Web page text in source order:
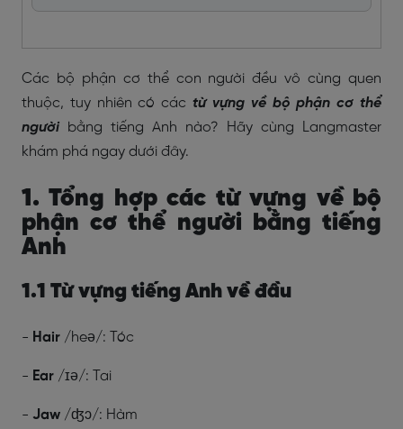
Các bộ phận cơ thể con người đều vô cùng quen
thuộc, tuy nhiên có cáctừ vựng về bộ phận cơ thể
người
bằng tiếng Anh nào? Hãy cùng Langmaster
khám phá ngay dưới đây.
1. Tổng hợp các từ vựng về bộ
phận cơ thể người bằng tiếng
Anh
1.1 Từ vựng tiếng Anh về đầu
- Hair /heə/: Tóc
- Ear /ɪə/: Tai
- Jaw /ʤɔ/: Hàm